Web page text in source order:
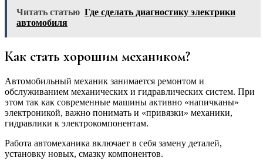
Читать статью Где сделать диагностику электрики
автомобиля
Как стать хорошим механиком?
Автомобильный механик занимается ремонтом и
обслуживанием механических и гидравлических систем. При
этом так как современные машины активно «напичканы»
электроникой, важно понимать и «привязки» механики,
гидравлики к электрокомпонентам.
Работа автомеханика включает в себя замену деталей,
установку новых, смазку компонентов.